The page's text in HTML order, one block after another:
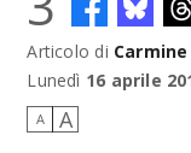
Articolo di
Lunedì 16 aprile
A A